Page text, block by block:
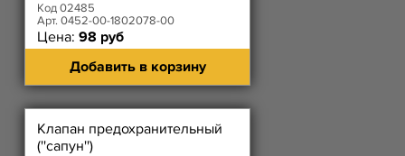
Код 02485
Арт. 0452-00-1802078-00
Цена: 98 руб
Добавить в корзину
Клапан предохранительный
(''сапун'')